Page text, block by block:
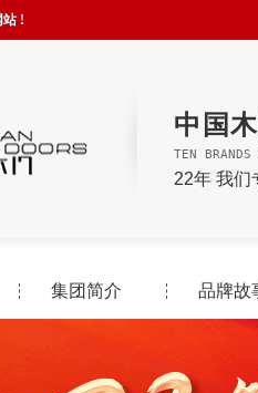
站 !
中国
TEN BRANDS
22年 我们
集团简介 品牌故